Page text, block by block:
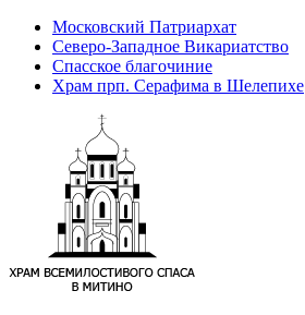
Московский Патриархат
Северо-Западное Викариатство
Спасское благочиние
Храм прп. Серафима в Шелепихе